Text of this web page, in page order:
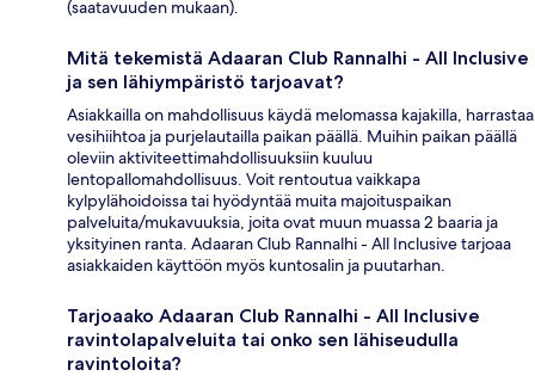
(saatavuuden mukaan).
Mitä tekemistä Adaaran Club Rannalhi - All Inclusive
ja sen lähiympäristö tarjoavat?
Asiakkailla on mahdollisuus käydä melomassa kajakilla, harrastaa
vesihiihtoa ja purjelautailla paikan päällä. Muihin paikan päällä
oleviin aktiviteettimahdollisuuksiin kuuluu
lentopallomahdollisuus. Voit rentoutua vaikkapa
kylpylähoidoissa tai hyödyntää muita majoituspaikan
palveluita/mukavuuksia, joita ovat muun muassa 2 baaria ja
yksityinen ranta. Adaaran Club Rannalhi - All Inclusive tarjoaa
asiakkaiden käyttöön myös kuntosalin ja puutarhan.
Tarjoaako Adaaran Club Rannalhi - All Inclusive
ravintolapalveluita tai onko sen lähiseudulla
ravintoloita?